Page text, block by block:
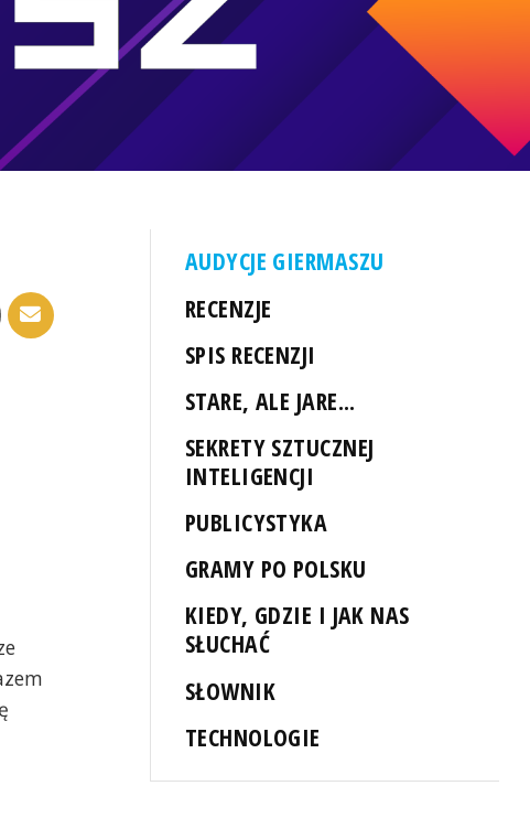
AUDYCJE GIERMASZU
RECENZJE
SPIS RECENZJI
STARE, ALE JARE...
SEKRETY SZTUCZNEJ
INTELIGENCJI
PUBLICYSTYKA
GRAMY PO POLSKU
KIEDY, GDZIE I JAK NAS
SŁUCHAĆ
SŁOWNIK
TECHNOLOGIE